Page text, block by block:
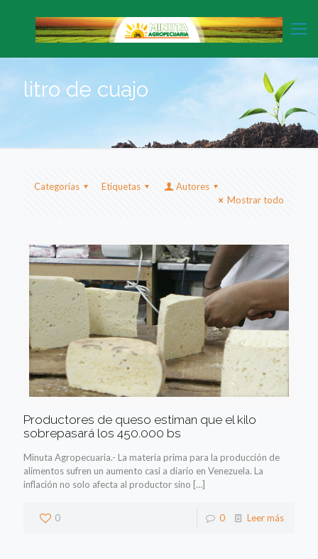
litro de cuajo
Categorias Etiquetas
Autores
Mostrar todo
Productores de queso estiman que el kilo
sobrepasará los 450.000 bs
Minuta Agropecuaria.- La materia prima para la producción de
alimentos sufren un aumento casi a diario en Venezuela. La
inflación no solo afecta al productor sino […]
0 0 Leer más